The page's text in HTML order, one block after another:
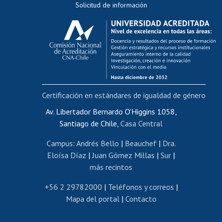
Evaluación docente
Calificación académica
Postulación al AUCAI
Funcionarias/os
Cursos internos de capacitación
Bienestar del personal
Portal de movilidad interna
Certificado de renta
Certificado de renta honorarios
Editar páginas blancas
Extranjeras/os
Revalidación y reconocimiento de títulos
Postulación al Programa de Movilidad Estudiantil
Solicitud de información
Av. Libertador Bernardo O'Higgins 1058,
Santiago de Chile, Casa Central
Campus: Andrés Bello | Beauchef| Dra.
Eloísa Díaz | Juan Gómez Millas | Sur |
más recintos
+56 2 29782000 | Teléfonos y correos |
Mapa del portal| Contacto
Certificación en estándares de igualdad de género